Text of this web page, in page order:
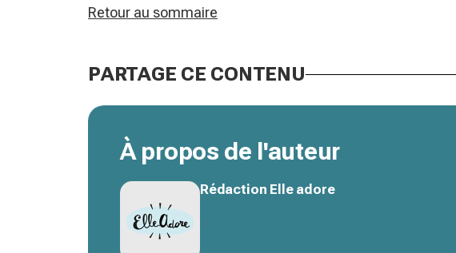
Retour au sommaire
PARTAGE CE CONTENU
À propos de l'auteur
Rédaction Elle adore